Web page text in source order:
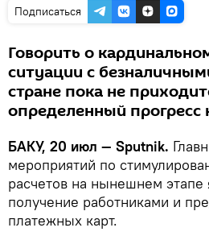
Подписаться
Говорить о
ситуации с
стране пока не
определенный прогресс
БАКУ, 20 июл — Sputnik.
мероприятий по
расчетов на нынешнем этапе
получение работниками и
платежных карт.